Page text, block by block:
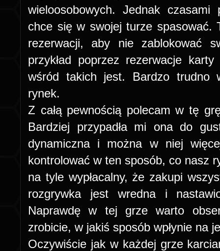
wieloosobowych. Jednak
chce się w swojej turze spasować.
rezerwacji, aby nie zablokować
przykład poprzez rezerwacje
wśród takich jest. Bardzo trudno
rynek.
Z całą pewnością polecam w tę
Bardziej przypadła mi ona do
dynamiczna i można w niej
kontrolować w ten sposób, co nasz
na tyle wypłacalny, że zakupi
rozgrywka jest wredna i
Naprawdę w tej grze warto
zrobicie, w jakiś sposób wpłynie na
Oczywiście jak w każdej grze